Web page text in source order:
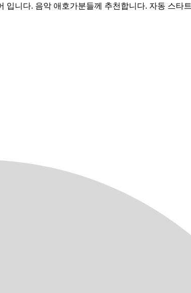
니다. 음악 애호가분들께 추천합니다. 자동 스타